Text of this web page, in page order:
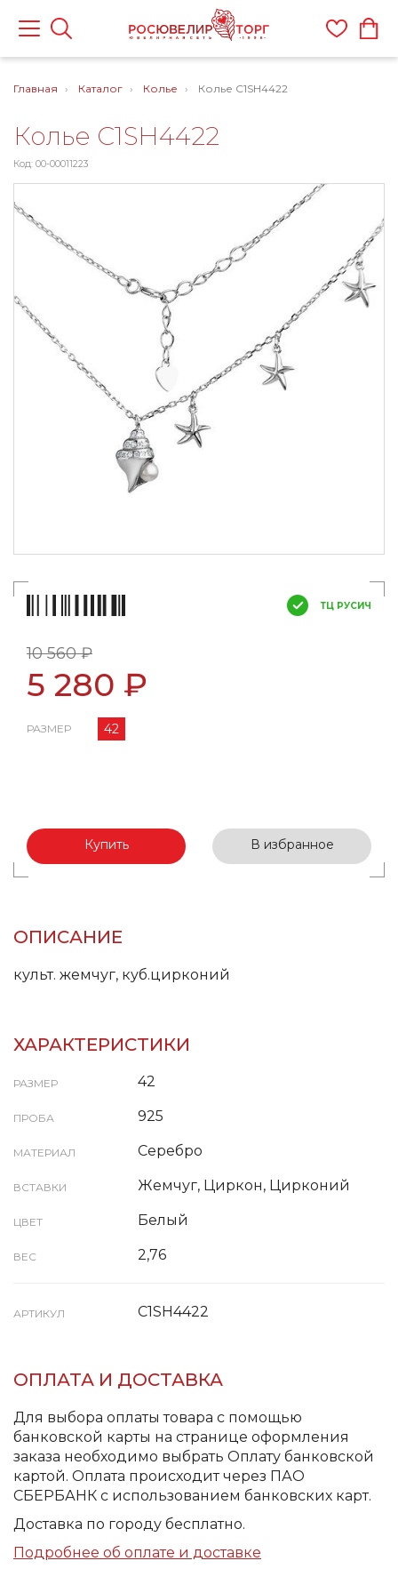
Главная Каталог Колье Колье C1SH4422
Колье C1SH4422
Код: 00-00011223
ТЦ РУСИЧ
10 560 ₽
5 280 ₽
РАЗМЕР 42
Купить В избранное
ОПИСАНИЕ
культ. жемчуг, куб.цирконий
ХАРАКТЕРИСТИКИ
РАЗМЕР 42
ПРОБА 925
МАТЕРИАЛ Серебро
ВСТАВКИ Жемчуг, Циркон, Цирконий
ЦВЕТ Белый
ВЕС 2,76
АРТИКУЛ C1SH4422
ОПЛАТА И ДОСТАВКА
Для выбора оплаты товара с помощью
банковской карты на странице оформления
заказа необходимо выбрать Оплату банковской
картой. Оплата происходит через ПАО
СБЕРБАНК с использованием банковских карт.
Доставка по городу бесплатно.
Подробнее об оплате и доставке